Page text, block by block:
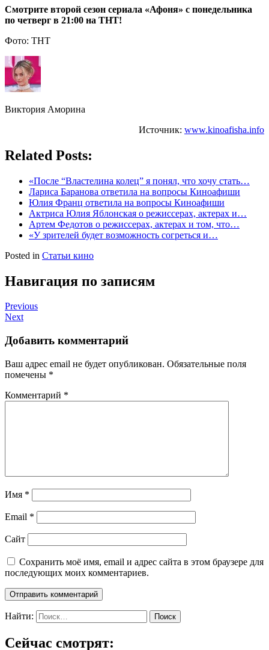
Смотрите второй сезон сериала «Афоня» с понедельника
по четверг в 21:00 на ТНТ!
Фото: ТНТ
Виктория Аморина
Источник: www.kinoafisha.info
Related Posts:
«После “Властелина колец” я понял, что хочу стать…
Лариса Баранова ответила на вопросы Киноафиши
Юлия Франц ответила на вопросы Киноафиши
Актриса Юлия Яблонская о режиссерах, актерах и…
Артем Федотов о режиссерах, актерах и том, что…
«У зрителей будет возможность согреться и…
Posted in Статьи кино
Навигация по записям
Previous
Next
Добавить комментарий
Ваш адрес email не будет опубликован. Обязательные поля
помечены *
Комментарий *
Имя *
Email *
Сайт
Сохранить моё имя, email и адрес сайта в этом браузере для
последующих моих комментариев.
Найти:
Сейчас смотрят: